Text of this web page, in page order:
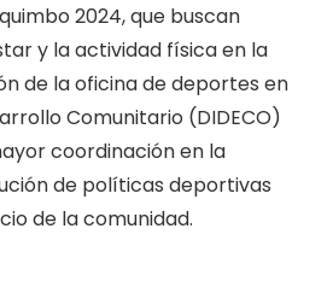
2024, que buscan
y la actividad física en la
de la oficina de deportes en
Comunitario (DIDECO)
coordinación en la
de políticas deportivas
de la comunidad.